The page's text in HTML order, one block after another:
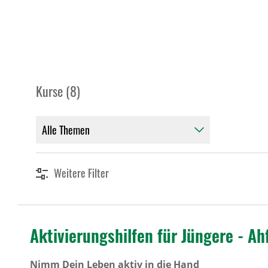
Kurse (8)
Weitere Filter
Aktivierungshilfen für Jüngere -
Nimm Dein Leben aktiv in die Hand